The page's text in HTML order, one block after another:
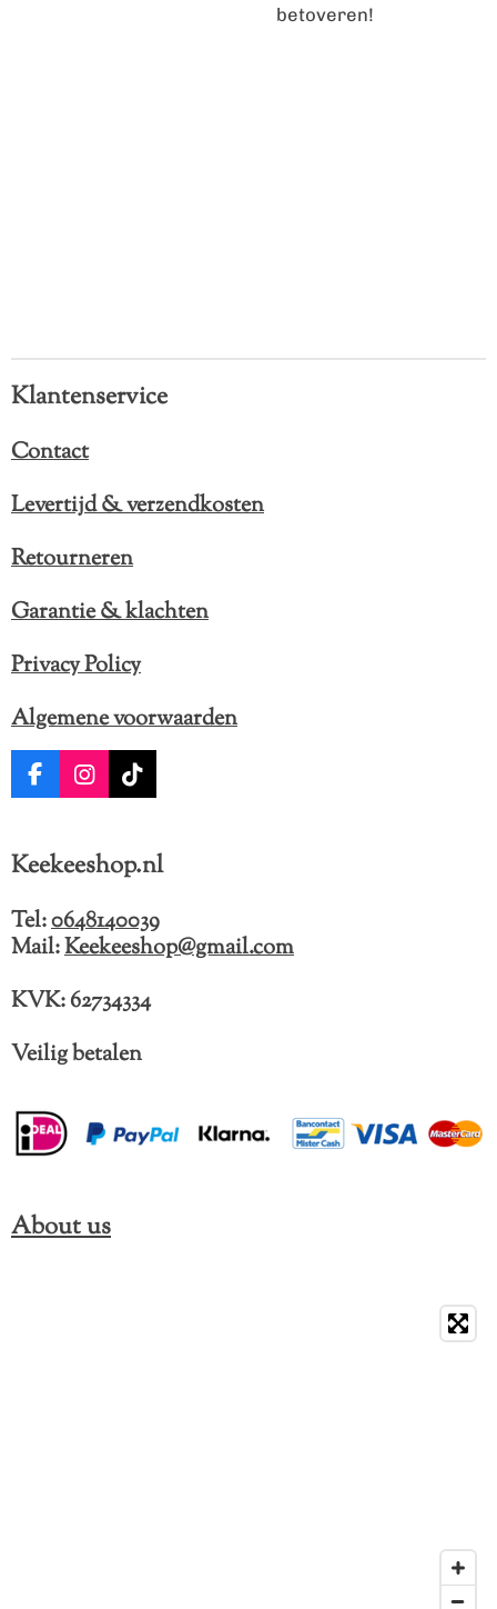
betoveren!
Klantenservice
Contact
Levertijd & verzendkosten
Retourneren
Garantie & klachten
Privacy Policy
Algemene voorwaarden
F
b
o
k
I
a
r
a
m
T
o
Keekeeshop.nl
Tel:0648140039
Mail:Keekeeshop@gmail.com
KVK: 62734334
Veilig betalen
About us